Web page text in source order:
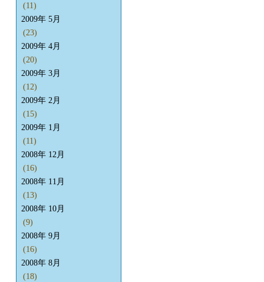
(11)
2009年 5月
(23)
2009年 4月
(20)
2009年 3月
(12)
2009年 2月
(15)
2009年 1月
(11)
2008年 12月
(16)
2008年 11月
(13)
2008年 10月
(9)
2008年 9月
(16)
2008年 8月
(18)